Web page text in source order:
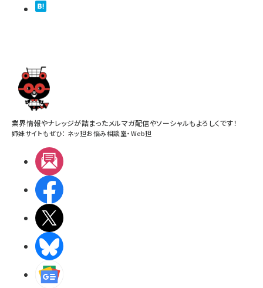
業界情報やナレッジが詰まったメルマガ配信やソーシャルもよろしくです！
姉妹サイトもぜひ： ネッ担お悩み相談室・Web担